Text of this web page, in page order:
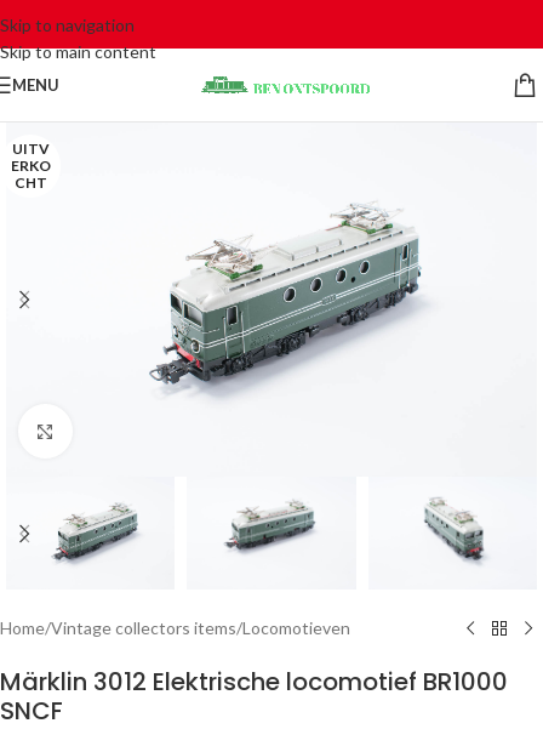
Skip to navigation
Skip to main content
MENU
UITV
ERKO
CHT
Home/Vintage collectors items/Locomotieven
Märklin 3012 Elektrische locomotief BR1000
SNCF